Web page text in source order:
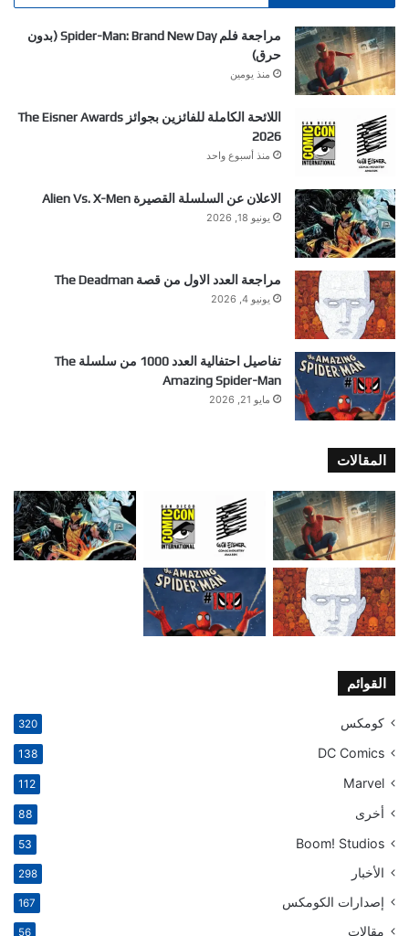
مراجعة فلم Spider-Man: Brand New Day (بدون
حرق)
منذ يومين
اللائحة الكاملة للفائزين بجوائز The Eisner Awards
2026
منذ أسبوع واحد
الاعلان عن السلسلة القصيرة Alien Vs. X-Men
يونيو 18, 2026
مراجعة العدد الاول من قصة The Deadman
يونيو 4, 2026
تفاصيل احتفالية العدد 1000 من سلسلة The
Amazing Spider-Man
مايو 21, 2026
المقالات
القوائم
كومكس 320
DC Comics
138
Marvel
112
أخرى 88
Boom! Studios
53
الأخبار 298
إصدارات الكومكس 167
مقالات 56